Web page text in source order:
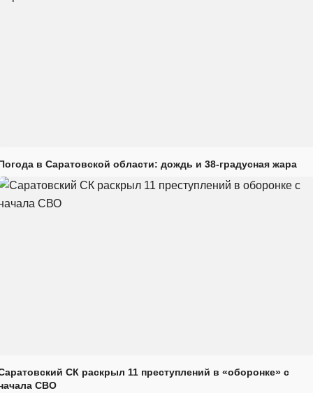
в Саратовской области: дождь и 38-градусная жара
СК раскрыл 11 преступлений в «оборонке» с
СВО